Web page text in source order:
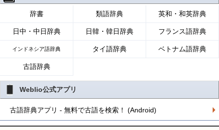
辞書 類語辞典 英和・和英辞典
日中・中日辞典 日韓・韓日辞典 フランス語辞典
インドネシア語辞典 タイ語辞典 ベトナム語辞典
古語辞典
Weblio公式アプリ
古語辞典アプリ - 無料で古語を検索！ (Android)